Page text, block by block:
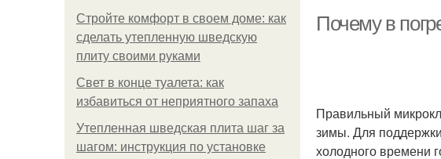
Стройте комфорт в своем доме: как
сделать утепленную шведскую
плиту своими руками
Свет в конце туалета: как
избавиться от неприятного запаха
Утепленная шведская плита шаг за
шагом: инструкция по установке
Почему в
Правильный
зимы. Для
холодного времени